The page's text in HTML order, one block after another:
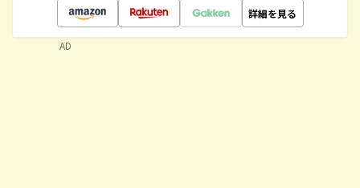
詳細を見る
AD